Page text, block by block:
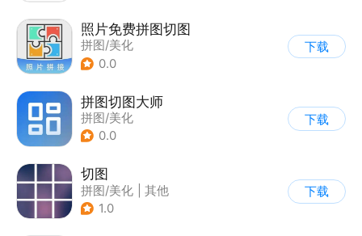
照片免费拼图切图
拼图/美化
0.0
下载
拼图切图大师
拼图/美化
0.0
下载
切图
拼图/美化
其他
1.0
下载